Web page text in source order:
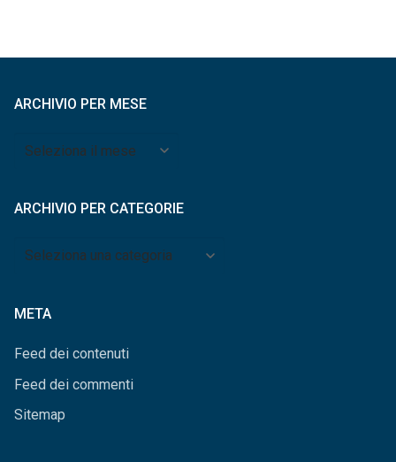
ARCHIVIO PER MESE
Archivio
ARCHIVIO PER CATEGORIE
Archivio
META
Feed dei contenuti
Feed dei commenti
Sitemap